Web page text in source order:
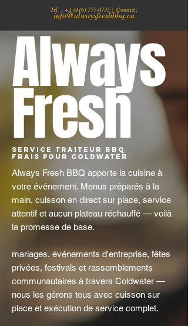
Tél. : +1 (416) 777-0735 | Courriel:
info@alwaysfreshbbq.ca
Always
Fresh
Service traiteur BBQ
frais pour Coldwater
Always Fresh BBQ apporte la cuisine à
votre événement. Menus préparés à la
main, cuisson en direct sur place, service
attentif et aucun plateau réchauffé — voilà
la promesse de base.
mariages, événements d'entreprise, fêtes
privées, festivals et rassemblements
communautaires à travers Coldwater —
nous les gérons tous avec cuisson sur
place et exécution de service complet.